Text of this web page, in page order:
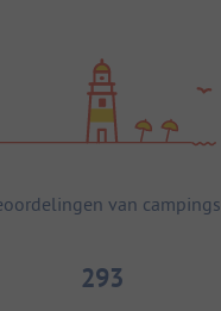
van campings
293